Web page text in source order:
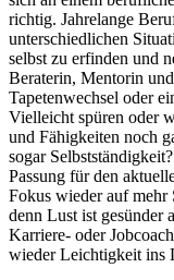
richtig. Jahrelange
unterschiedlichen
selbst zu erfinden und
Beraterin, Mentorin
Tapetenwechsel oder
Vielleicht spüren oder
und Fähigkeiten noch
sogar
Passung für den
Fokus wieder auf mehr
denn Lust ist gesünder
Karriere- oder
wieder Leichtigkeit ins